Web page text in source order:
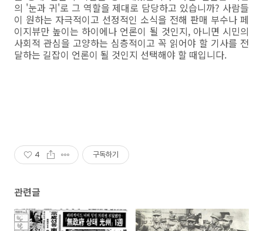
의 '눈과 귀'로 그 역할을 제대로 담당하고 있습니까? 사람들
이 원하는 자극적이고 선정적인 소식을 전해 판매 부수나 페
이지뷰만 높이는 하이에나 언론이 될 것인지, 아니면 시민의
사회적 관심을 고양하는 심층적이고 꼭 읽어야 할 기사를 전
달하는 길잡이 언론이 될 것인지 선택해야 할 때입니다.
4 구독하기
관련글